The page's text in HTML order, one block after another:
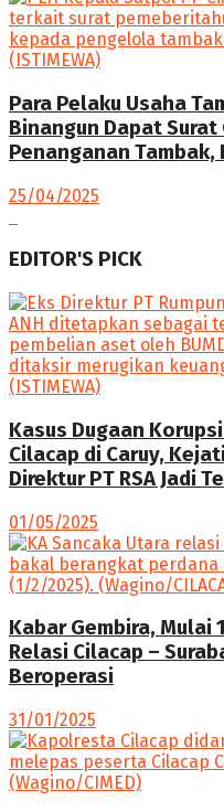
Para Pelaku Usaha
Binangun Dapat
Penanganan Tambak,
25/04/2025
EDITOR'S PICK
Kasus Dugaan
Cilacap di Caruy,
Direktur PT RSA Jadi
01/05/2025
Kabar Gembira, Mulai
Relasi Cilacap –
Beroperasi
31/01/2025